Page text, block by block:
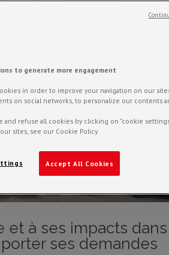
et à ses impacts
porter ses demandes
to generate more engagement
in order to improve your navigation on our
on social networks, to personalize our contents
and refuse all cookies by clicking on "cookie
sites, see our Cookie Policy
Accept All Cookies